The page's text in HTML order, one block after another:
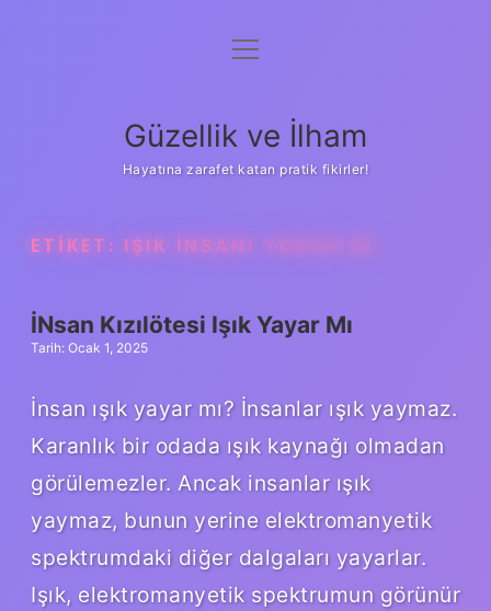
Anasayfa
Yasal Uyarı
menüyü
Güzellik ve İlham
Hayatına zarafet katan pratik fikirler!
ETIKET: IŞIK INSANI YORAR MI
İNsan Kızılötesi Işık Yayar Mı
Tarih: Ocak 1, 2025
İnsan ışık yayar mı? İnsanlar ışık yaymaz.
Karanlık bir odada ışık kaynağı olmadan
görülemezler. Ancak insanlar ışık
yaymaz, bunun yerine elektromanyetik
spektrumdaki diğer dalgaları yayarlar.
Işık, elektromanyetik spektrumun görünür